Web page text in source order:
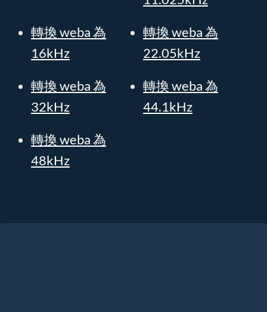
轉換 weba 為
16kHz
轉換 weba 為
22.05kHz
轉換 weba 為
32kHz
轉換 weba 為
44.1kHz
轉換 weba 為
48kHz